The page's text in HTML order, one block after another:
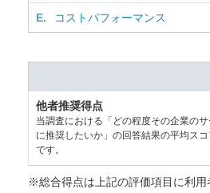
E. コストパフォーマンス
他者推奨得点
当調査における「どの程度その企業の
に推奨したいか」の回答結果の平均ス
です。
※総合得点は上記の評価項目に利用